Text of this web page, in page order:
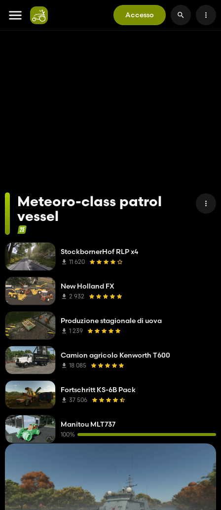
Accesso
Meteoro-class patrol
vessel
StockbornerHof RLP x4
11 620
New Holland FX
2 932
Produzione stagionale di uova
1 239
Camion agricolo Kenworth T600
18 085
Fortschritt KS-6B Pack
37 506
Manitou MLT737
100%